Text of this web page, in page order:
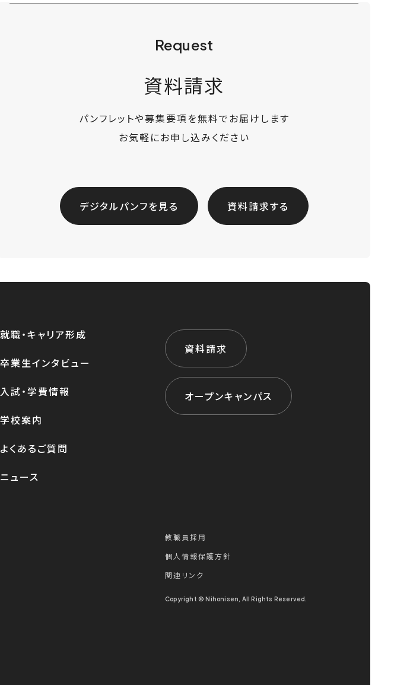
Request
資料請求
パンフレットや募集要項を無料でお届けします
お気軽にお申し込みください
デジタルパンフを見る 資料請求する
就職・キャリア形成
卒業生インタビュー
入試・学費情報
学校案内
よくあるご質問
ニュース
資料請求
オープンキャンパス
教職員採用
個人情報保護方針
関連リンク
Copyright © Nihonisen, All Rights Reserved.